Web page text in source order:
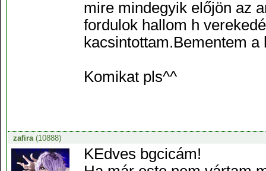
mire mindegyik előjön az
fordulok hallom h
kacsintottam.Bementem a
Komikat pls^^
zafira(10888)
KEdves bgcicám!